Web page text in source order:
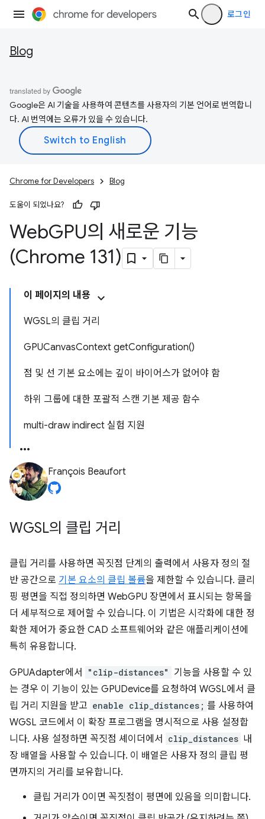
로그인
Blog
Google은 AI 기술을 사용하여 콘텐츠를 사용자의 기본 언어로 번역합니
다. AI 번역에는 오류가 있을 수 있습니다.
Chrome for Developers Blog
도움이 되었나요?
WebGPU의 새로운 기능
(Chrome 131)
이 페이지의 내용
WGSL의 클립 거리
GPUCanvasContext getConfiguration()
점 및 선 기본 요소에는 깊이 바이어스가 없어야 함
하위 그룹에 대한 포괄적 스캔 기본 제공 함수
multi-draw indirect 실험 지원
François Beaufort
WGSL의 클립 거리
클립 거리를 사용하면 꼭짓점 단계의 출력에서 사용자 정의 절
반 공간으로 기본 요소의 클립 볼륨을 제한할 수 있습니다. 클리
핑 평면을 직접 정의하면 WebGPU 장면에서 표시되는 항목을
더 세부적으로 제어할 수 있습니다. 이 기법은 시각화에 대한 정
확한 제어가 중요한 CAD 소프트웨어와 같은 애플리케이션에
특히 유용합니다.
GPUAdapter에서 "clip-distances"
기능을 사용할 수 있
는 경우 이 기능이 있는 GPUDevice를 요청하여 WGSL에서 클
립 거리 지원을 받고 enable clip_distances; 를 사용하여
WGSL 코드에서 이 확장 프로그램을 명시적으로 사용 설정합
니다. 사용 설정하면 꼭짓점 셰이더에서
clip_distances 내
장 배열을 사용할 수 있습니다. 이 배열은 사용자 정의 클립 평
면까지의 거리를 보유합니다.
클립 거리가 0이면 꼭짓점이 평면에 있음을 의미합니다.